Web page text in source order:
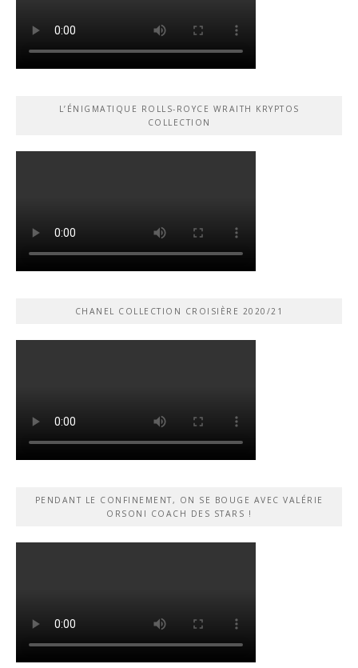
L’ÉNIGMATIQUE ROLLS-ROYCE WRAITH KRYPTOS
COLLECTION
CHANEL COLLECTION CROISIÈRE 2020/21
PENDANT LE CONFINEMENT, ON SE BOUGE AVEC VALÉRIE
ORSONI COACH DES STARS !